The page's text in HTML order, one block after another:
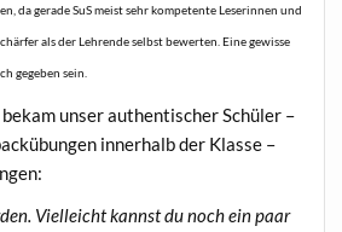
da gera­de SuS meist sehr kom­pe­ten­te Lese­rin­nen und
als der Leh­ren­de selbst bewer­ten. Eine gewis­se
gege­ben sein.
unser authen­ti­scher Schü­ler –
inner­halb der Klas­se –
Viel­leicht kannst du noch ein paar